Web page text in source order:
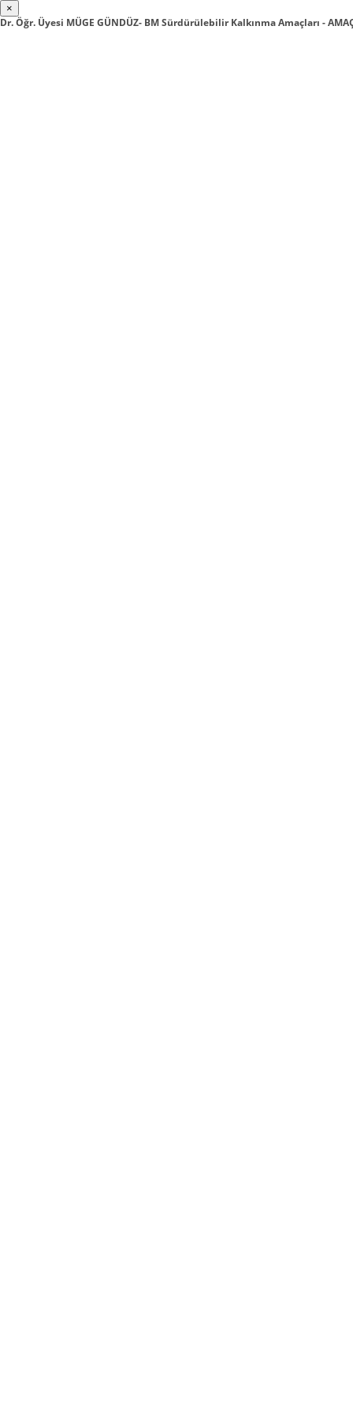
×
Dr. Öğr. Üyesi MÜGE GÜNDÜZ- BM Sürdürülebilir Kalkınma Amaçları -